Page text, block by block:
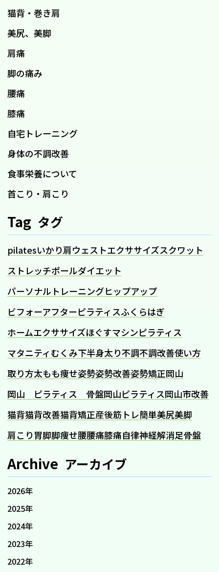
猫背・巻き肩
美尻、美脚
肩痛
脚の痛み
腰痛
膝痛
自宅トレーニング
身体の不調改善
食事栄養について
首こり・肩こり
Tag タグ
pilatesいかり肩ウェストエクササイズスクワット
ストレッチポールダイエット
パーソナルトレーニングヒップアップ
ビフォーアフターピラティスふくらはぎ
ホームエクササイズほぐすマシンピラティス
マタニティむくみ下半身太り不調不調改善使い方
取り方太もも痩せ姿勢姿勢改善姿勢矯正岡山
岡山 ピラティス 骨盤岡山ピラティス岡山市改善
猫背猫背改善猫背矯正産後筋トレ簡単美尻美脚
肩こり胃脚脚痩せ腰腰痛膝痛自律神経解消足骨盤
Archive アーカイブ
2026年
2025年
2024年
2023年
2022年